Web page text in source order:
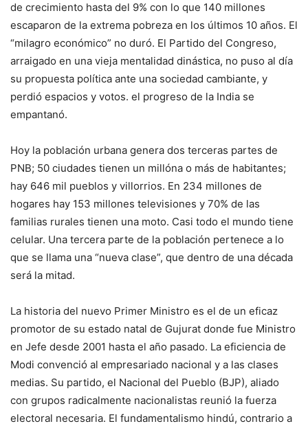
de crecimiento hasta del 9% con lo que 140 millones
escaparon de la extrema pobreza en los últimos 10 años. El
“milagro económico” no duró. El Partido del Congreso,
arraigado en una vieja mentalidad dinástica, no puso al día
su propuesta política ante una sociedad cambiante, y
perdió espacios y votos. el progreso de la India se
empantanó.
Hoy la población urbana genera dos terceras partes de
PNB; 50 ciudades tienen un millóna o más de habitantes;
hay 646 mil pueblos y villorrios. En 234 millones de
hogares hay 153 millones televisiones y 70% de las
familias rurales tienen una moto. Casi todo el mundo tiene
celular. Una tercera parte de la población pertenece a lo
que se llama una “nueva clase”, que dentro de una década
será la mitad.
La historia del nuevo Primer Ministro es el de un eficaz
promotor de su estado natal de Gujurat donde fue Ministro
en Jefe desde 2001 hasta el año pasado. La eficiencia de
Modi convenció al empresariado nacional y a las clases
medias. Su partido, el Nacional del Pueblo (BJP), aliado
con grupos radicalmente nacionalistas reunió la fuerza
electoral necesaria. El fundamentalismo hindú, contrario a